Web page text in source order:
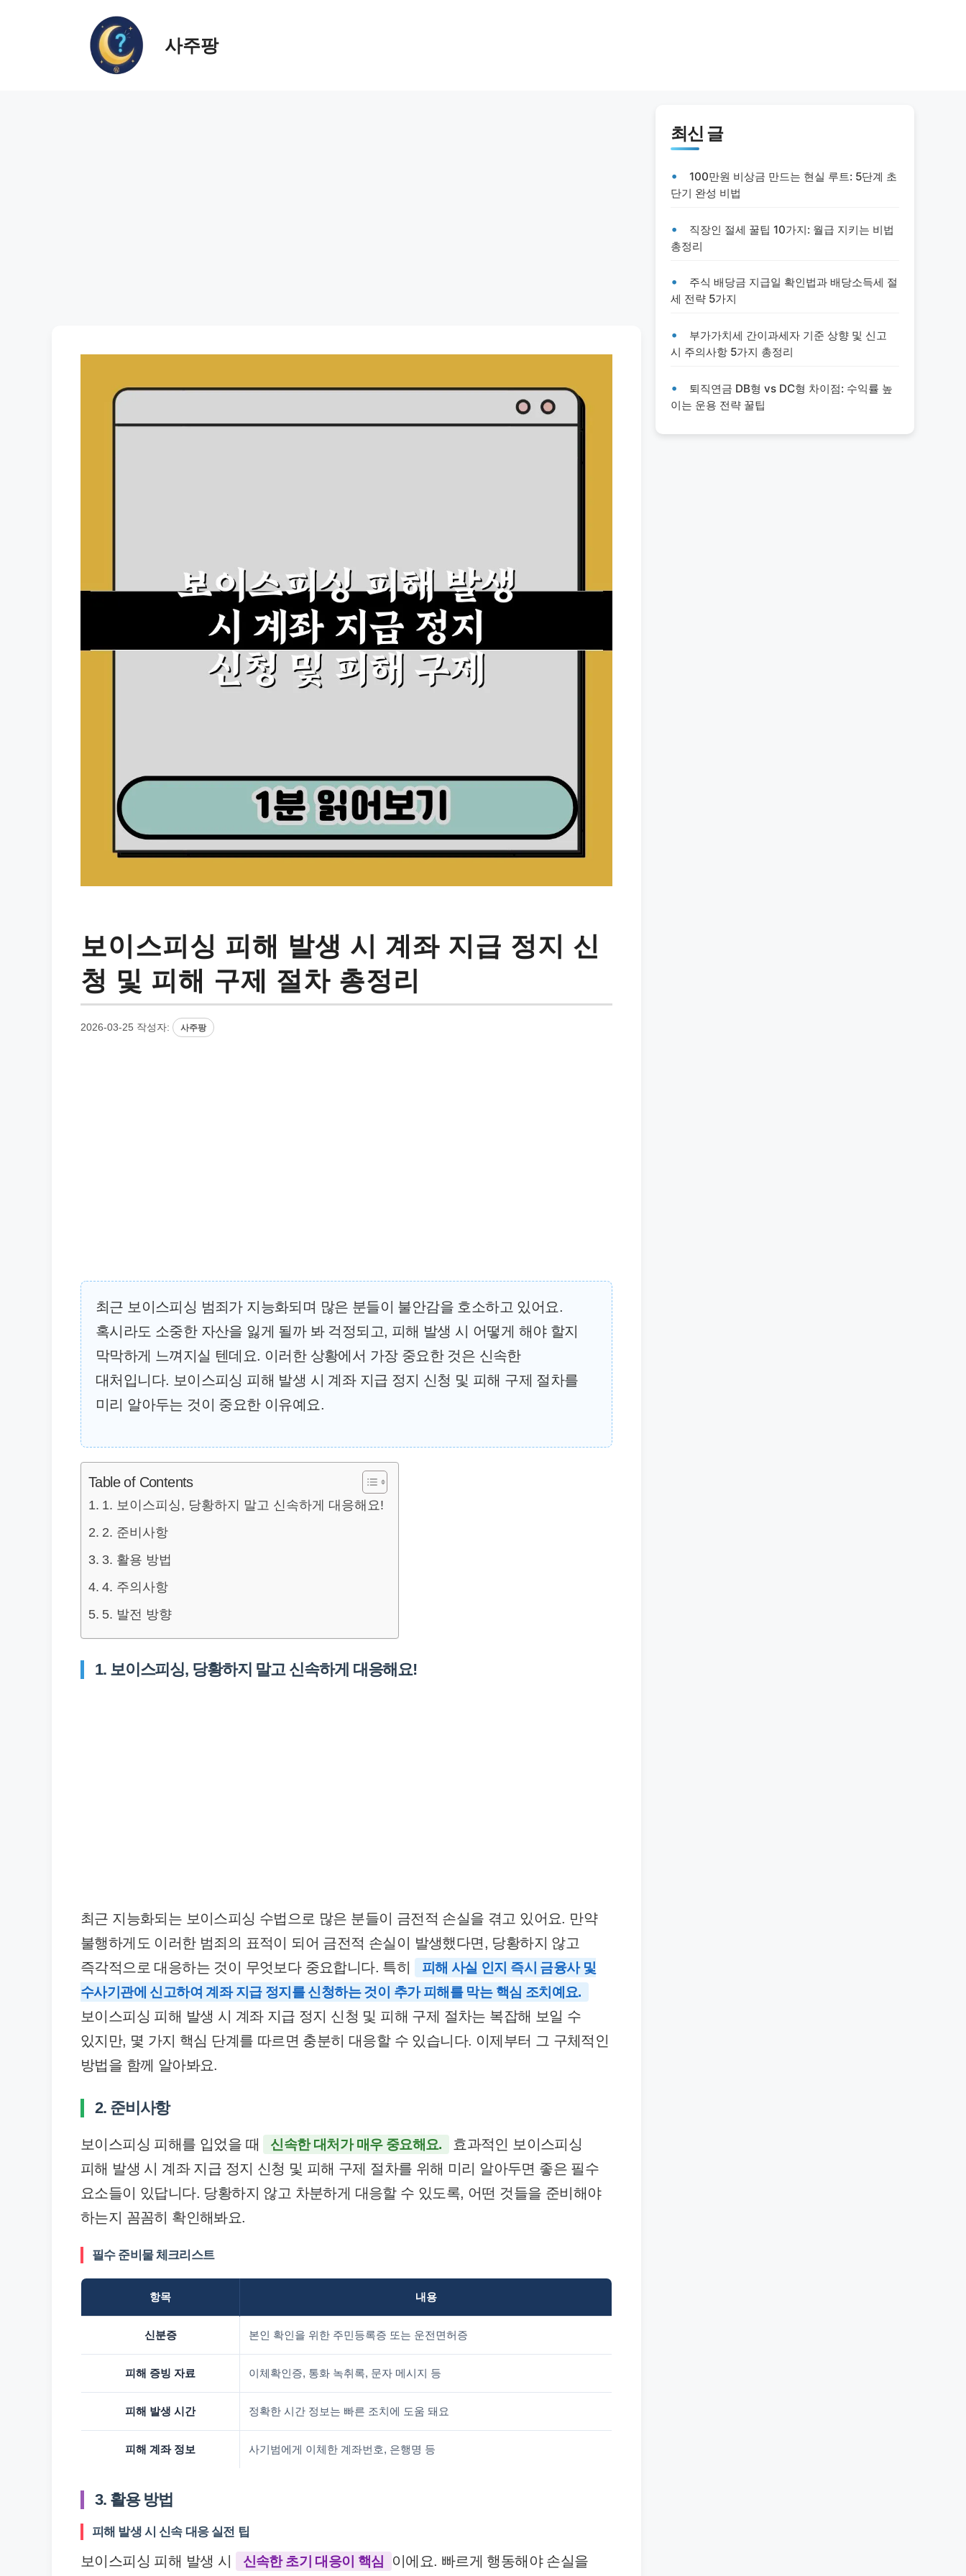
사주팡
보이스피싱 피해 발생 시 계좌 지급 정지 신
청 및 피해 구제 절차 총정리
2026-03-25 작성자: 사주팡
최근 보이스피싱 범죄가 지능화되며 많은 분들이 불안감을 호소하고 있어요.
혹시라도 소중한 자산을 잃게 될까 봐 걱정되고, 피해 발생 시 어떻게 해야 할지
막막하게 느껴지실 텐데요. 이러한 상황에서 가장 중요한 것은 신속한
대처입니다. 보이스피싱 피해 발생 시 계좌 지급 정지 신청 및 피해 구제 절차를
미리 알아두는 것이 중요한 이유예요.
Table of Contents
1. 보이스피싱, 당황하지 말고 신속하게 대응해요!
2. 준비사항
3. 활용 방법
4. 주의사항
5. 발전 방향
1. 보이스피싱, 당황하지 말고 신속하게 대응해요!
최근 지능화되는 보이스피싱 수법으로 많은 분들이 금전적 손실을 겪고 있어요. 만약
불행하게도 이러한 범죄의 표적이 되어 금전적 손실이 발생했다면, 당황하지 않고
즉각적으로 대응하는 것이 무엇보다 중요합니다. 특히
피해 사실 인지 즉시 금융사 및
수사기관에 신고하여 계좌 지급 정지를 신청하는 것이 추가 피해를 막는 핵심 조치예요.
보이스피싱 피해 발생 시 계좌 지급 정지 신청 및 피해 구제 절차는 복잡해 보일 수
있지만, 몇 가지 핵심 단계를 따르면 충분히 대응할 수 있습니다. 이제부터 그 구체적인
방법을 함께 알아봐요.
2. 준비사항
보이스피싱 피해를 입었을 때 신속한 대처가 매우 중요해요.
효과적인 보이스피싱
피해 발생 시 계좌 지급 정지 신청 및 피해 구제 절차를 위해 미리 알아두면 좋은 필수
요소들이 있답니다. 당황하지 않고 차분하게 대응할 수 있도록, 어떤 것들을 준비해야
하는지 꼼꼼히 확인해봐요.
필수 준비물 체크리스트
항목 내용
신분증 본인 확인을 위한 주민등록증 또는 운전면허증
피해 증빙 자료 이체확인증, 통화 녹취록, 문자 메시지 등
피해 발생 시간 정확한 시간 정보는 빠른 조치에 도움 돼요
피해 계좌 정보 사기범에게 이체한 계좌번호, 은행명 등
3. 활용 방법
피해 발생 시 신속 대응 실전 팁
보이스피싱 피해 발생 시 신속한 초기 대응이 핵심 이에요. 빠르게 행동해야 손실을
최신 글
100만원 비상금 만드는 현실 루트: 5단계 초
단기 완성 비법
직장인 절세 꿀팁 10가지: 월급 지키는 비법
총정리
주식 배당금 지급일 확인법과 배당소득세 절
세 전략 5가지
부가가치세 간이과세자 기준 상향 및 신고
시 주의사항 5가지 총정리
퇴직연금 DB형 vs DC형 차이점: 수익률 높
이는 운용 전략 꿀팁